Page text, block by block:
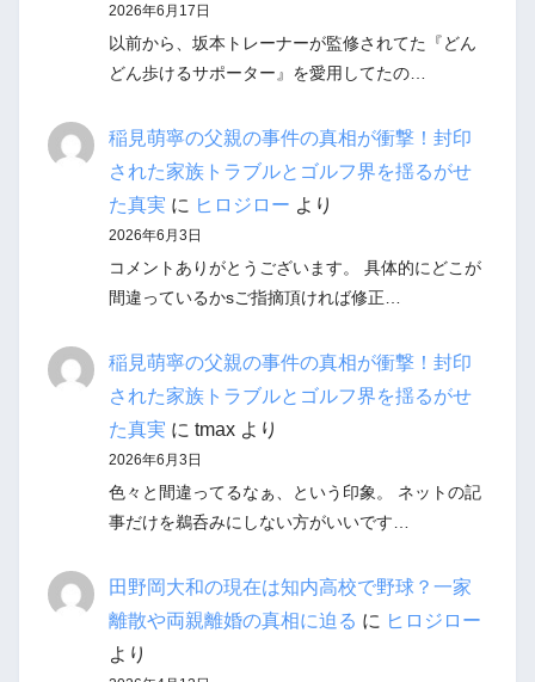
2026年6月17日
以前から、坂本トレーナーが監修されてた『どん
どん歩けるサポーター』を愛用してたの…
稲見萌寧の父親の事件の真相が衝撃！封印
された家族トラブルとゴルフ界を揺るがせ
た真実 に ヒロジロー より
2026年6月3日
コメントありがとうございます。 具体的にどこが
間違っているかsご指摘頂ければ修正…
稲見萌寧の父親の事件の真相が衝撃！封印
された家族トラブルとゴルフ界を揺るがせ
た真実 に tmaxより
2026年6月3日
色々と間違ってるなぁ、という印象。 ネットの記
事だけを鵜呑みにしない方がいいです…
田野岡大和の現在は知内高校で野球？一家
離散や両親離婚の真相に迫る に ヒロジロー
より